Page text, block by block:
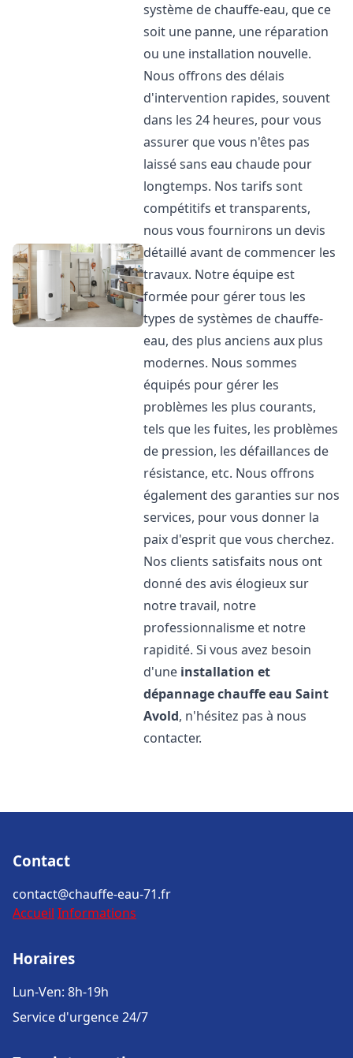
système de chauffe-eau, que ce
soit une panne, une réparation
ou une installation nouvelle.
Nous offrons des délais
d'intervention rapides, souvent
dans les 24 heures, pour vous
assurer que vous n'êtes pas
laissé sans eau chaude pour
longtemps. Nos tarifs sont
compétitifs et transparents,
nous vous fournirons un devis
détaillé avant de commencer les
travaux. Notre équipe est
formée pour gérer tous les
types de systèmes de chauffe-
eau, des plus anciens aux plus
modernes. Nous sommes
équipés pour gérer les
problèmes les plus courants,
tels que les fuites, les problèmes
de pression, les défaillances de
résistance, etc. Nous offrons
également des garanties sur nos
services, pour vous donner la
paix d'esprit que vous cherchez.
Nos clients satisfaits nous ont
donné des avis élogieux sur
notre travail, notre
professionnalisme et notre
rapidité. Si vous avez besoin
d'une installation et
dépannage chauffe eau Saint
Avold, n'hésitez pas à nous
contacter.
Contact
contact@chauffe-eau-71.fr
Accueil Informations
Horaires
Lun-Ven: 8h-19h
Service d'urgence 24/7